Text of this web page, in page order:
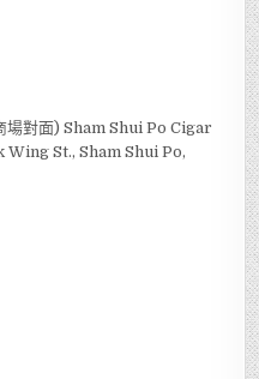
場對面) Sham Shui Po Cigar
Wing St., Sham Shui Po,